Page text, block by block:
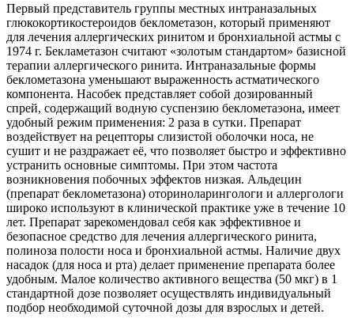
Первый представитель группы местных интраназальных
глюкокортикостероидов беклометазон, который применяют
для лечения аллергических ринитом и бронхиальной астмы с
1974 г. Бекламетазон считают «золотым стандартом» базисной
терапии аллергического ринита. Интраназальные формы
беклометазона уменьшают выраженность астматического
компонента. Насобек представляет собой дозированный
спрей, содержащий водную суспензию беклометаэона, имеет
удобный режим применения: 2 раза в сутки. Препарат
воздействует на рецепторы слизистой оболочки носа, не
сушит и не раздражает её, что позволяет быстро и эффективно
устранить основные симптомы. При этом частота
возникновения побочных эффектов низкая. Альдецин
(препарат беклометазона) оториноларингологи и аллергологи
широко используют в клинической практике уже в течение 10
лет. Препарат зарекомендовал себя как эффективное и
безопасное средство для лечения аллергического ринита,
полиноза полости носа и бронхиальной астмы. Наличие двух
насадок (для носа и рта) делает применение препарата более
удобным. Малое количество активного вещества (50 мкг) в 1
стандартной дозе позволяет осуществлять индивидуальный
подбор необходимой суточной дозы для взрослых и детей.